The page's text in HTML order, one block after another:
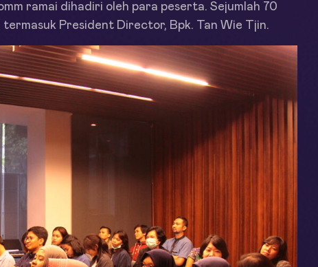
ramai dihadiri oleh para peserta. Sejumlah 70
President Director, Bpk. Tan Wie Tjin.